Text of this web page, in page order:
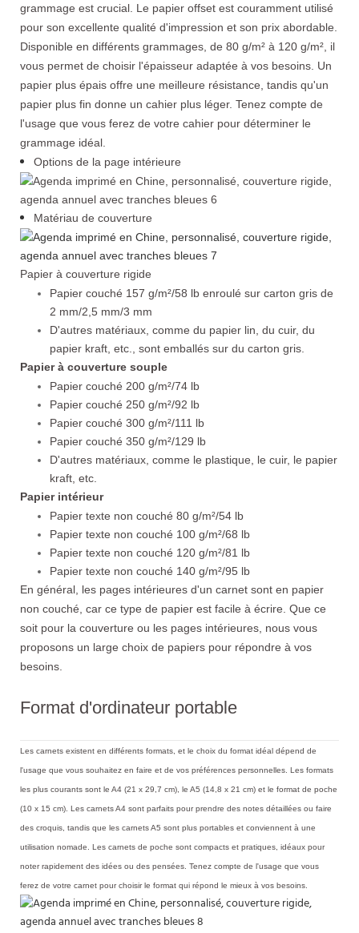
grammage est crucial. Le papier offset est couramment utilisé
pour son excellente qualité d'impression et son prix abordable.
Disponible en différents grammages, de 80 g/m² à 120 g/m², il
vous permet de choisir l'épaisseur adaptée à vos besoins. Un
papier plus épais offre une meilleure résistance, tandis qu'un
papier plus fin donne un cahier plus léger. Tenez compte de
l'usage que vous ferez de votre cahier pour déterminer le
grammage idéal.
Options de la page intérieure
Matériau de couverture
Papier à couverture rigide
Papier couché 157 g/m²/58 lb enroulé sur carton gris de
2 mm/2,5 mm/3 mm
D'autres matériaux, comme du papier lin, du cuir, du
papier kraft, etc., sont emballés sur du carton gris.
Papier à couverture souple
Papier couché 200 g/m²/74 lb
Papier couché 250 g/m²/92 lb
Papier couché 300 g/m²/111 lb
Papier couché 350 g/m²/129 lb
D'autres matériaux, comme le plastique, le cuir, le papier
kraft, etc.
Papier intérieur
Papier texte non couché 80 g/m²/54 lb
Papier texte non couché 100 g/m²/68 lb
Papier texte non couché 120 g/m²/81 lb
Papier texte non couché 140 g/m²/95 lb
En général, les pages intérieures d'un carnet sont en papier
non couché, car ce type de papier est facile à écrire. Que ce
soit pour la couverture ou les pages intérieures, nous vous
proposons un large choix de papiers pour répondre à vos
besoins.
Format d'ordinateur portable
Les carnets existent en différents formats, et le choix du format idéal dépend de
l'usage que vous souhaitez en faire et de vos préférences personnelles. Les formats
les plus courants sont le A4 (21 x 29,7 cm), le A5 (14,8 x 21 cm) et le format de poche
(10 x 15 cm). Les carnets A4 sont parfaits pour prendre des notes détaillées ou faire
des croquis, tandis que les carnets A5 sont plus portables et conviennent à une
utilisation nomade. Les carnets de poche sont compacts et pratiques, idéaux pour
noter rapidement des idées ou des pensées. Tenez compte de l'usage que vous
ferez de votre carnet pour choisir le format qui répond le mieux à vos besoins.